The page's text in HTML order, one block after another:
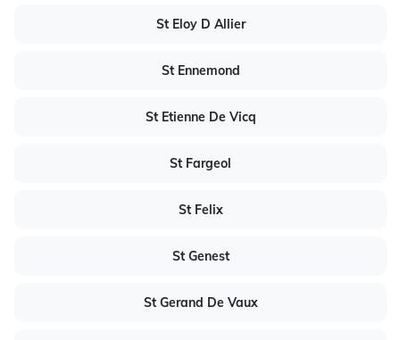
St Eloy D Allier
St Ennemond
St Etienne De Vicq
St Fargeol
St Felix
St Genest
St Gerand De Vaux